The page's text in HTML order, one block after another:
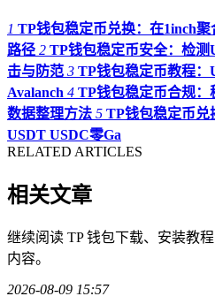
1 TP钱包稳定币兑换：在1inch
路径 2 TP钱包稳定币安全：检
击与防范 3 TP钱包稳定币教程：
Avalanch 4 TP钱包稳定币合规：
数据整理方法 5 TP钱包稳定币兑
USDT USDC零Ga
RELATED ARTICLES
相关文章
继续阅读 TP 钱包下载、安装教
内容。
2026-08-09 15:57